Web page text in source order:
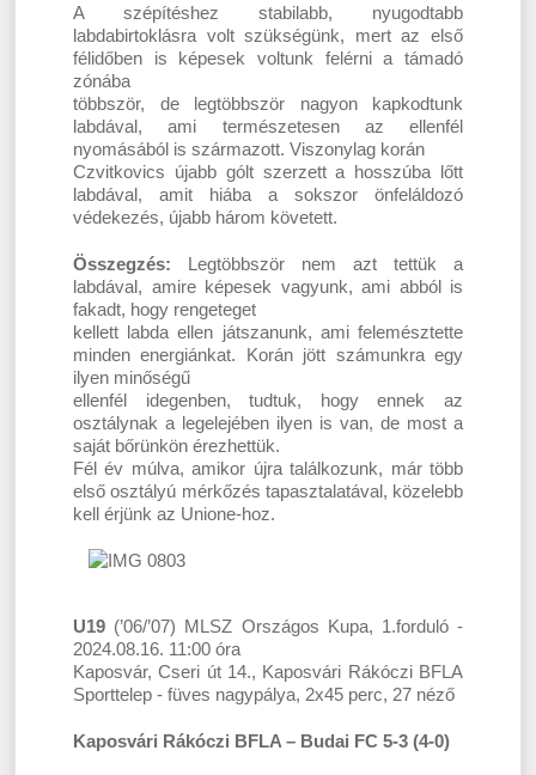
A szépítéshez stabilabb, nyugodtabb
labdabirtoklásra volt szükségünk, mert az első
félidőben is képesek voltunk felérni a támadó
zónába
többször, de legtöbbször nagyon kapkodtunk
labdával, ami természetesen az ellenfél
nyomásából is származott. Viszonylag korán
Czvitkovics újabb gólt szerzett a hosszúba lőtt
labdával, amit hiába a sokszor önfeláldozó
védekezés, újabb három követett.
Összegzés: Legtöbbször nem azt tettük a
labdával, amire képesek vagyunk, ami abból is
fakadt, hogy rengeteget
kellett labda ellen játszanunk, ami felemésztette
minden energiánkat. Korán jött számunkra egy
ilyen minőségű
ellenfél idegenben, tudtuk, hogy ennek az
osztálynak a legelejében ilyen is van, de most a
saját bőrünkön érezhettük.
Fél év múlva, amikor újra találkozunk, már több
első osztályú mérkőzés tapasztalatával, közelebb
kell érjünk az Unione-hoz.
U19 (’06/’07) MLSZ Országos Kupa, 1.forduló -
2024.08.16. 11:00 óra
Kaposvár, Cseri út 14., Kaposvári Rákóczi BFLA
Sporttelep - füves nagypálya, 2x45 perc, 27 néző
Kaposvári Rákóczi BFLA – Budai FC 5-3 (4-0)